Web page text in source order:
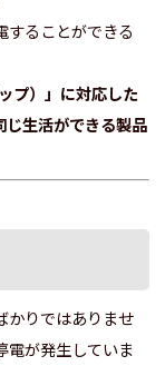
することができる
プ）」に対応した
じ生活ができる製品
かりではありませ
電が発生していま